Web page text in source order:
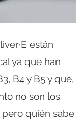
están
ya que han
B4 y B5 y que,
no son los
pero quién sabe